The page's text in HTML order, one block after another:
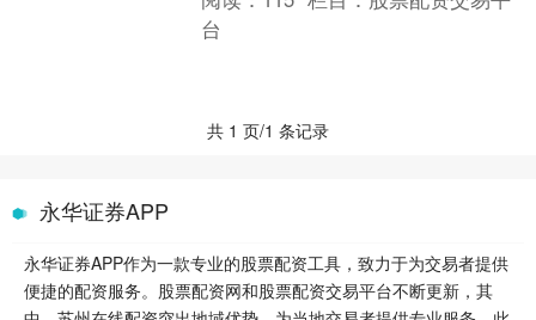
高收益率。 * 放大收益....
台
共 1 页/1 条记录
永华证券APP
永华证券APP作为一款专业的股票配资工具，致力于为交易者提供
便捷的配资服务。股票配资网和股票配资交易平台不断更新，其